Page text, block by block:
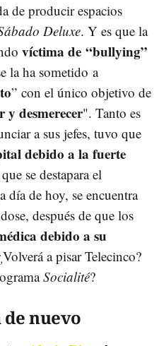
de producir espacios
Deluxe. Y es que la
víctima de “bullying”
la ha sometido a
” con el único objetivo de
y desmerecer". Tanto es
a sus jefes, tuvo que
debido a la fuerte
se destapara el
día de hoy, se encuentra
después de que los
debido a su
a pisar Telecinco?
Socialité?
nuevo